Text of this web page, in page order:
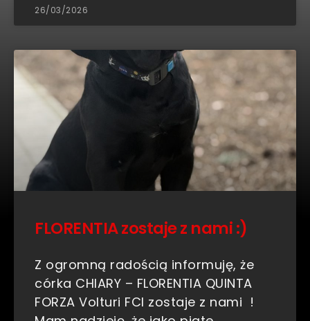
26/03/2026
FLORENTIA zostaje z nami :)
Z ogromną radością informuję, że
córka CHIARY – FLORENTIA QUINTA
FORZA Volturi FCI zostaje z nami !